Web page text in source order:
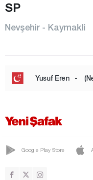
HACIBEKTAŞ
KAYMAKLI
KOZAKLI
ORTAHİSAR
SP
Nevşehir - Kaymakli
Yusuf Eren -
Google Play Store